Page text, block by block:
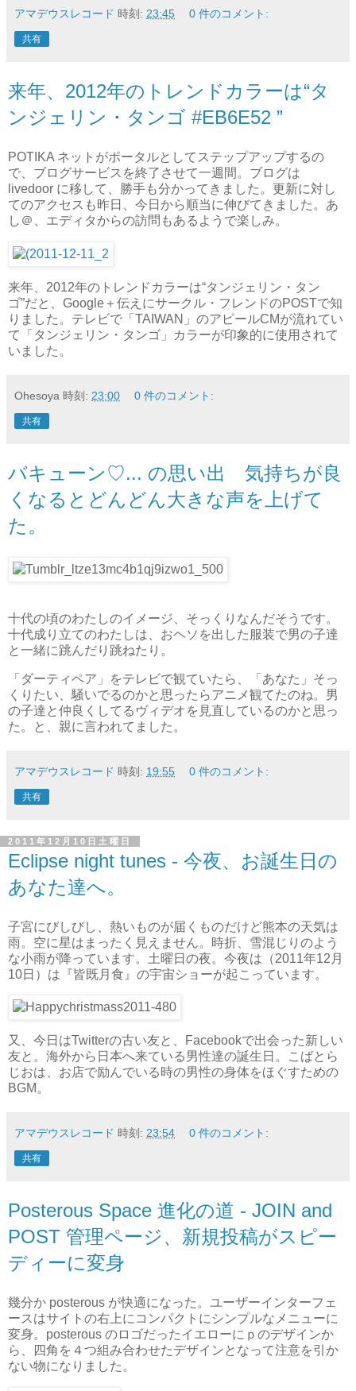
アマデウスレコード 時刻: 23:45 0 件のコメント:
共有
来年、2012年のトレンドカラーは“タ
ンジェリン・タンゴ #EB6E52 ”
POTIKA ネットがポータルとしてステップアップするの
で、ブログサービスを終了させて一週間。ブログは
livedoor に移して、勝手も分かってきました。更新に対し
てのアクセスも昨日、今日から順当に伸びてきました。あ
し＠、エディタからの訪問もあるようで楽しみ。
来年、2012年のトレンドカラーは“タンジェリン・タン
ゴ”だと、Google＋伝えにサークル・フレンドのPOSTで知
りました。テレビで「TAIWAN」のアピールCMが流れてい
て「タンジェリン・タンゴ」カラーが印象的に使用されて
いました。
Ohesoya 時刻: 23:00 0 件のコメント:
共有
バキューン♡... の思い出 気持ちが良
くなるとどんどん大きな声を上げて
た。
十代の頃のわたしのイメージ、そっくりなんだそうです。
十代成り立てのわたしは、おヘソを出した服装で男の子達
と一緒に跳んだり跳ねたり。
「ダーティペア」をテレビで観ていたら、「あなた」そっ
くりたい、騒いでるのかと思ったらアニメ観てたのね。男
の子達と仲良くしてるヴィデオを見直しているのかと思っ
た。と、親に言われてました。
アマデウスレコード 時刻: 19:55 0 件のコメント:
共有
2011年12月10日土曜日
Eclipse night tunes - 今夜、お誕生日の
あなた達へ。
子宮にびしびし、熱いものが届くものだけど熊本の天気は
雨。空に星はまったく見えません。時折、雪混じりのよう
な小雨が降っています。土曜日の夜。今夜は（2011年12月
10日）は『皆既月食』の宇宙ショーが起こっています。
又、今日はTwitterの古い友と、Facebookで出会った新しい
友と。海外から日本へ来ている男性達の誕生日。こばとら
じおは、お店で励んでいる時の男性の身体をほぐすための
BGM。
アマデウスレコード 時刻: 23:54 0 件のコメント:
共有
Posterous Space 進化の道 - JOIN and
POST 管理ページ、新規投稿がスピー
ディーに変身
幾分か posterous が快適になった。ユーザーインターフェ
ースはサイトの右上にコンパクトにシンプルなメニューに
変身。posterous のロゴだったイエローにｐのデザインか
ら、四角を４つ組み合わせたデザインとなって注意を引か
ない物になりました。